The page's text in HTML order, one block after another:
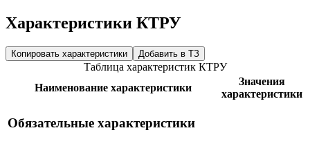
Характеристики КТРУ
Копировать характеристики Добавить в ТЗ
Таблица характеристик КТРУ
Наименование характеристики
Значения
характеристики
Обязательные характеристики